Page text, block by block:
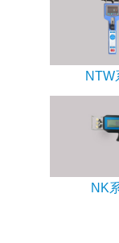
NTW
NK